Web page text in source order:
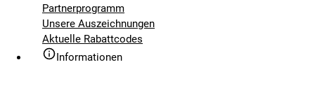
Partnerprogramm
Unsere Auszeichnungen
Aktuelle Rabattcodes
Informationen